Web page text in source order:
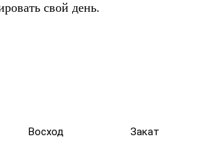
свой день.
Восход Закат